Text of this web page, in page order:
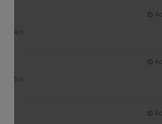
: 4/5
: 5/5